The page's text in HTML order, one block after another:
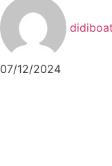
07/12/2024